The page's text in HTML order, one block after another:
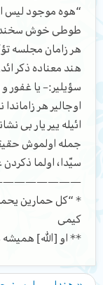
“هوه موجود لیس
طوطی خوش
هر زامان مجلسه
هند معناده ذکر
سؤیلیر:– یا غفور
اوجالیر هر زاماندا
ائیله ییر یار بی
جمله اولموش
سیّدا، اولما
* “کل حمارین
کیمی
** او [الله] همیشه